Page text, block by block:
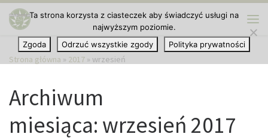
Przejdź do treści
Strona główna » 2017 » wrzesień
Archiwum
miesiąca: wrzesień 2017
Ta strona korzysta z ciasteczek aby świadczyć usługi na
najwyższym poziomie.
Zgoda
Odrzuć wszystkie zgody Polityka prywatności